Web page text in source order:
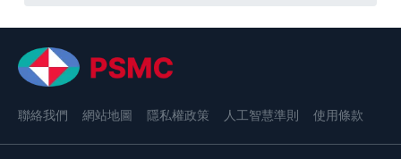
聯絡我們 網站地圖 隱私權政策 人工智慧準則 使用條款